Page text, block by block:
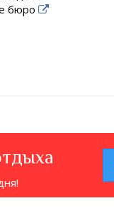
бюро